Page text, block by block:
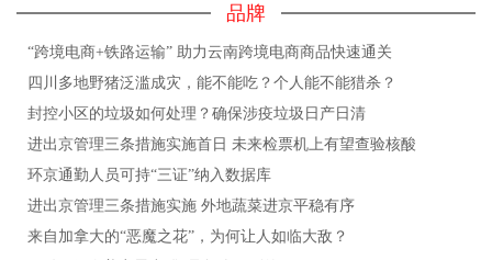
品牌
“跨境电商+铁路运输” 助力云南跨境电商商品快速通关
四川多地野猪泛滥成灾，能不能吃？个人能不能猎杀？
封控小区的垃圾如何处理？确保涉疫垃圾日产日清
进出京管理三条措施实施首日 未来检票机上有望查验核酸
环京通勤人员可持“三证”纳入数据库
进出京管理三条措施实施 外地蔬菜进京平稳有序
来自加拿大的“恶魔之花”，为何让人如临大敌？